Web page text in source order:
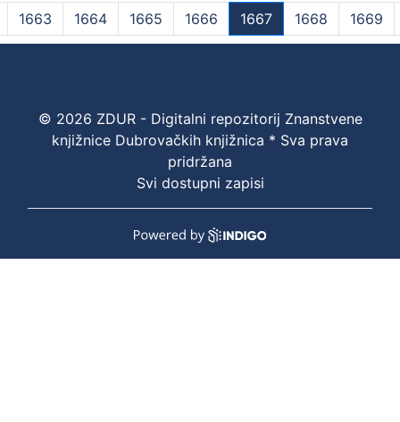
1663 1664 1665 1666
1667
(current)
1668 1669
© 2026 ZDUR - Digitalni repozitorij Znanstvene
knjižnice Dubrovačkih knjižnica * Sva prava
pridržana
Svi dostupni zapisi